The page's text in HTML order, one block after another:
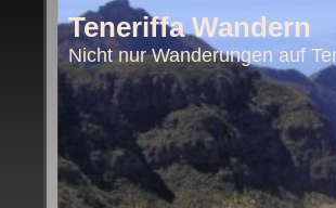
Teneriffa Wandern
Nicht nur Wanderungen auf